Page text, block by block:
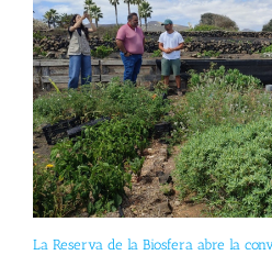
La Reserva de la Biosfera abre la